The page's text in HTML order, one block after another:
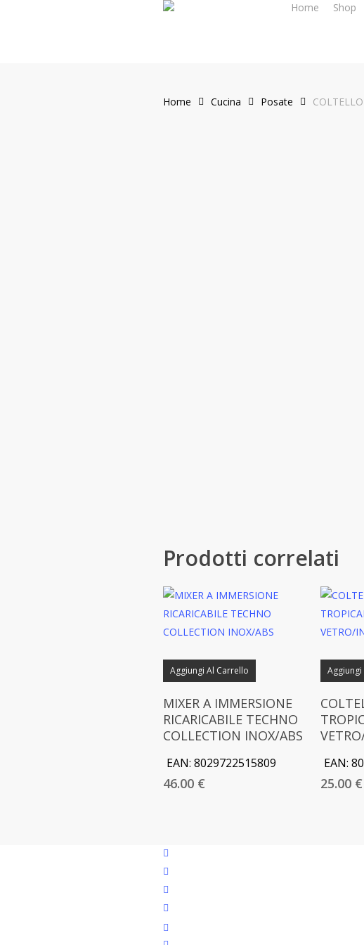
Home Shop
Home Cucina Posate
Prodotti correlati
Aggiungi Al Carrello
MIXER A IMMERSIONE
RICARICABILE TECHNO
COLLECTION INOX/ABS
EAN: 8029722515809
46.00 €
EAN:
25.00 €
facebook
google-
plus
instagram
whatsapp
tiktok